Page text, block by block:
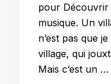
pour
musique. Un
n’est pas que
village, qui
Mais c’est un …